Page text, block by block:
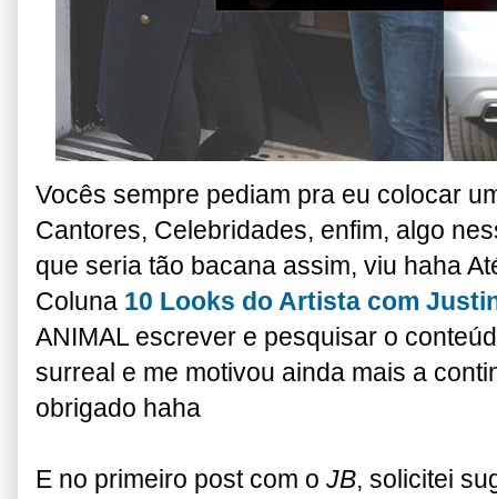
Vocês sempre pediam pra eu colocar
Cantores, Celebridades, enfim, algo
que seria tão bacana assim, viu haha
Coluna 10 Looks do Artista com
ANIMAL escrever e pesquisar o
surreal e me motivou ainda mais a
obrigado haha
E no primeiro post com o JB, solicitei